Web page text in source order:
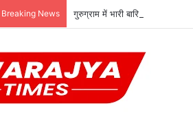
Breaking News गुरुग्राम में भारी बारिश से हालात